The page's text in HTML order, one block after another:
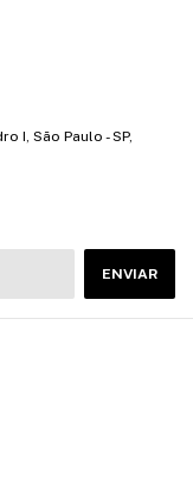
I, São Paulo - SP,